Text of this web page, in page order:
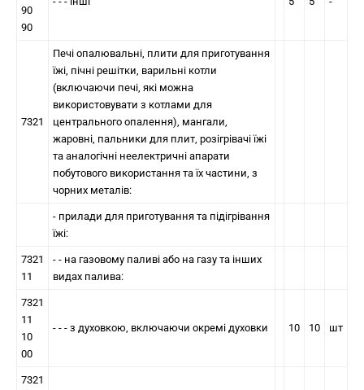
90
90
7321
Печi опалювальні, плити для приготування
їжі, пічні решітки, варильні котли
(включаючи печі, якi можна
використовувати з котлами для
центрального опалення), мангали,
жаровнi, пальники для плит, розiгрiвачi їжi
та аналогiчнi неелектричні апарати
побутового використання та їх частини, з
чорних металів:
- прилади для приготування та пiдiгрiвання
їжi:
7321
11
- - на газовому паливi або на газу та iнших
видах палива:
7321
11
10
00
- - - з духовкою, включаючи окремi духовки 10 10 шт
7321